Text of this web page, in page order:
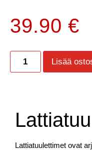
39.90 €
Lisää
Lattiatuulettimet ovat